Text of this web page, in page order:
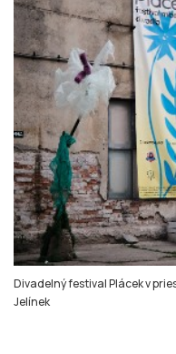
Divadelný festival Plácek v
Jelínek